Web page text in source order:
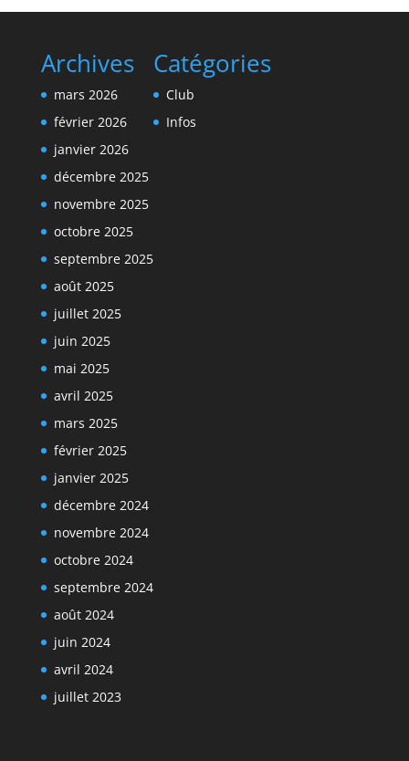
Archives
mars 2026
février 2026
janvier 2026
décembre 2025
novembre 2025
octobre 2025
septembre 2025
août 2025
juillet 2025
juin 2025
mai 2025
avril 2025
mars 2025
février 2025
janvier 2025
décembre 2024
novembre 2024
octobre 2024
septembre 2024
août 2024
juin 2024
avril 2024
juillet 2023
Catégories
Club
Infos